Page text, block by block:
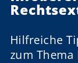
Hilfreiche
zum